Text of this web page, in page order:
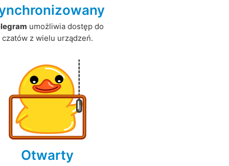
umożliwia dostęp do
czatów z wielu urządzeń.
Otwarty